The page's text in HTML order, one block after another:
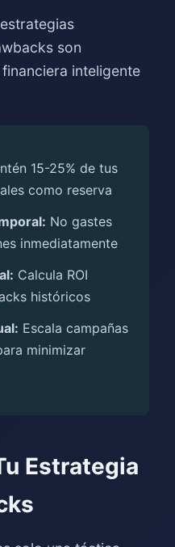
son
inteligente
15-25% de tus
como reserva
No gastes
inmediatamente
Calcula ROI
históricos
Escala campañas
minimizar
Estrategia